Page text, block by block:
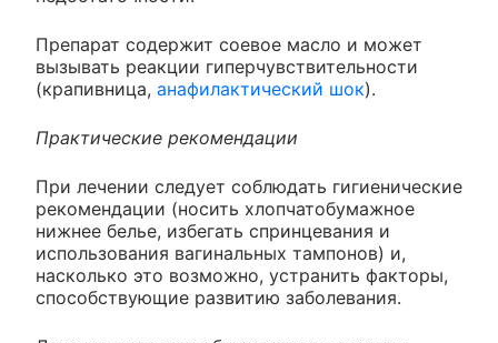
Препарат содержит соевое масло и может
вызывать реакции гиперчувствительности
(крапивница, анафилактический шок).
Практические рекомендации
При лечении следует соблюдать гигиенические
рекомендации (носить хлопчатобумажное
нижнее белье, избегать спринцевания и
использования вагинальных тампонов) и,
насколько это возможно, устранить факторы,
способствующие развитию заболевания.